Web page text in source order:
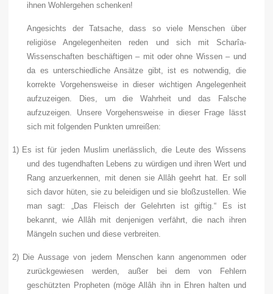
ihnen Wohlergehen schenken!
Angesichts der Tatsache, dass so viele Menschen über
religiöse Angelegenheiten reden und sich mit Scharîa-
Wissenschaften beschäftigen – mit oder ohne Wissen – und
da es unterschiedliche Ansätze gibt, ist es notwendig, die
korrekte Vorgehensweise in dieser wichtigen Angelegenheit
aufzuzeigen. Dies, um die Wahrheit und das Falsche
aufzuzeigen. Unsere Vorgehensweise in dieser Frage lässt
sich mit folgenden Punkten umreißen:
1) Es ist für jeden Muslim unerlässlich, die Leute des Wissens
und des tugendhaften Lebens zu würdigen und ihren Wert und
Rang anzuerkennen, mit denen sie Allâh geehrt hat. Er soll
sich davor hüten, sie zu beleidigen und sie bloßzustellen. Wie
man sagt: „Das Fleisch der Gelehrten ist giftig.“ Es ist
bekannt, wie Allâh mit denjenigen verfährt, die nach ihren
Mängeln suchen und diese verbreiten.
2) Die Aussage von jedem Menschen kann angenommen oder
zurückgewiesen werden, außer bei dem von Fehlern
geschützten Propheten (möge Allâh ihn in Ehren halten und